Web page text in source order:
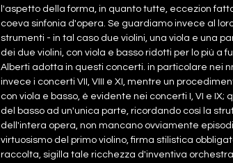
l'aspetto della forma, in quanto tutte, eccezion
coeva sinfonia d'opera. Se guardiamo invece al
strumenti - in tal caso due violini, una viola e una
dei due violini, con viola e basso ridotti per lo più
Alberti adotta in questi concerti. in particolare nei
invece i concerti VII, VIII e XI, mentre un
con viola e basso, è evidente nei concerti I, VI e
del basso ad un'unica parte, ricordando così la
dell'intera opera, non mancano ovviamente
virtuosismo del primo violino, firma stilistica
raccolta, sigilla tale ricchezza d'inventiva